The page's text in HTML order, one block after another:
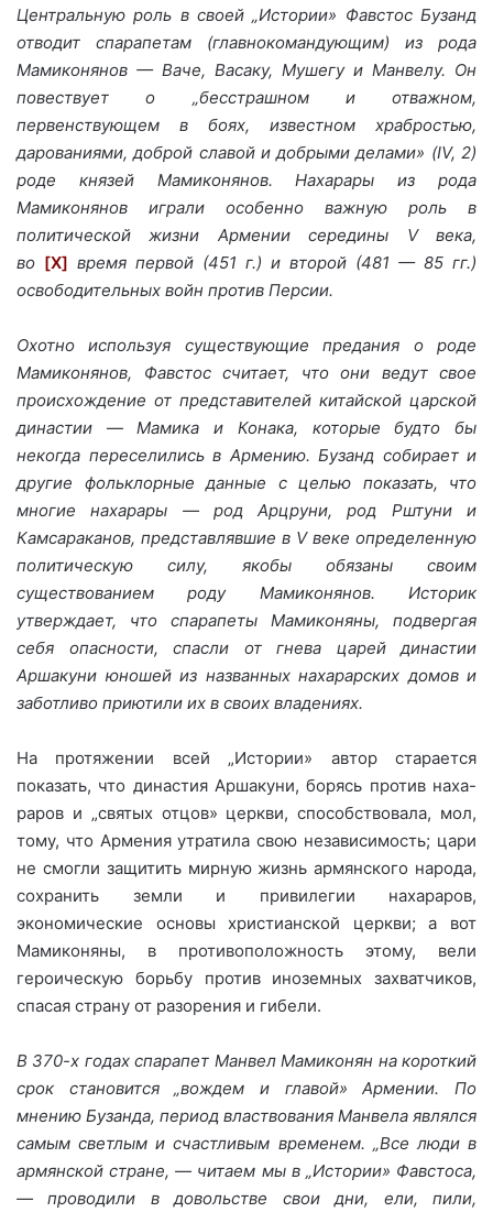
Центральную роль в своей „Истории» Фавстос Бузанд
отводит спарапетам (главнокомандующим) из рода
Мамиконянов — Ваче, Васаку, Мушегу и Манвелу. Он
повествует о „бесстрашном и отважном,
первенствующем в боях, известном храбростью,
дарованиями, доброй славой и добрыми делами» (IV, 2)
роде князей Мамиконянов. Нахарары из рода
Мамиконянов играли особенно важную роль в
политической жизни Армении середины V века,
во [X] время первой (451 г.) и второй (481 — 85 гг.)
освободительных войн против Персии.
Охотно используя существующие предания о роде
Мамиконянов, Фавстос считает, что они ведут свое
происхождение от представителей китайской царской
династии —Мамика и Конака, которые будто бы
некогда переселились в Армению. Бузанд собирает и
другие фольклорные данные с целью показать, что
многие нахарары — род Арцруни, род Рштуни и
Камсараканов, представлявшие в V веке определенную
политическую силу, якобы обязаны своим
существованием роду Мамиконянов. Историк
утверждает, что спарапеты Мамиконяны, подвергая
себя опасности, спасли от гнева царей династии
Аршакуни юношей из названных нахарарских домов и
заботливо приютили их в своих владениях.
На протяжении всей „Истории» автор старается
показать, что династия Аршакуни, борясь против наха-
раров и „святых отцов» церкви, способствовала, мол,
тому, что Армения утратила свою независимость; цари
не смогли защитить мирную жизнь армянского народа,
сохранить земли и привилегии нахараров,
экономические основы христианской церкви; а вот
Мамиконяны, в противоположность этому, вели
героическую борьбу против иноземных захватчиков,
спасая страну от разорения и гибели.
В 370-х годах спарапет Манвел Мамиконян на короткий
срок становится „вождем и главой» Армении. По
мнению Бузанда, период властвования Манвела являлся
самым светлым и счастливым временем. „Все люди в
армянской стране, — читаем мы в „Истории» Фавстоса,
— проводили в довольстве свои дни, ели, пили,